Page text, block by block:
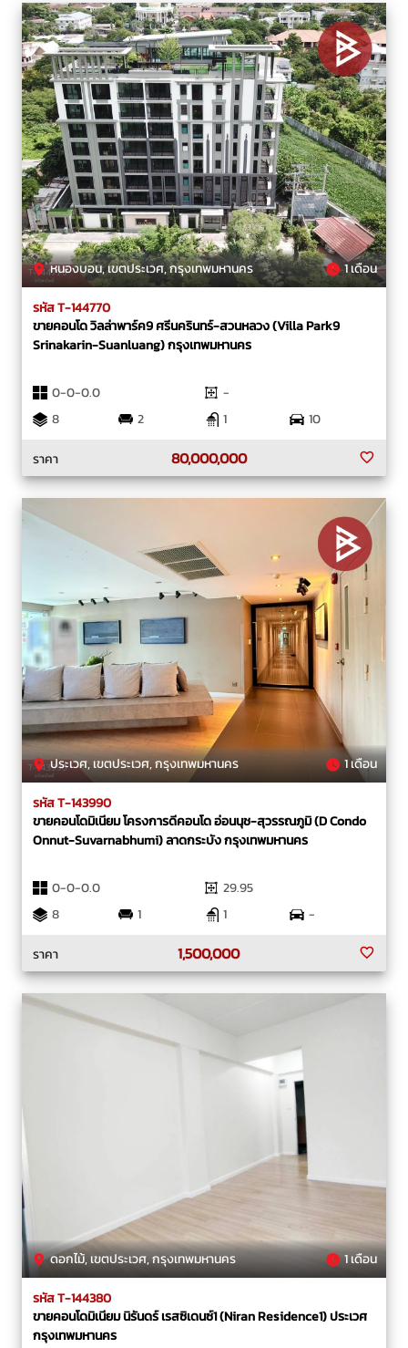
หนองบอน, เขตประเวศ, กรุงเทพมหานคร 1 เดือน
รหัส T-144770
ขายคอนโด วิลล่าพาร์ค9 ศรีนครินทร์-สวนหลวง (Villa Park9
Srinakarin-Suanluang) กรุงเทพมหานคร
0-0-0.0
-
8
2 1
10
ราคา
80,000,000
ประเวศ, เขตประเวศ, กรุงเทพมหานคร 1 เดือน
รหัส T-143990
ขายคอนโดมิเนียม โครงการดีคอนโด อ่อนนุช-สุวรรณภูมิ (D Condo
Onnut-Suvarnabhumi) ลาดกระบัง กรุงเทพมหานคร
0-0-0.0
29.95
8
1 1
-
ราคา
1,500,000
ดอกไม้, เขตประเวศ, กรุงเทพมหานคร 1 เดือน
รหัส T-144380
ขายคอนโดมิเนียม นิรันดร์ เรสซิเดนซ์1 (Niran Residence1) ประเวศ
กรุงเทพมหานคร